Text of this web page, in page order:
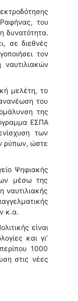
του
δυνατότητα.
σε διεθνές
τον
μελέτη, το
του
της
ΕΣΠΑ
των
ρύπων, ώστε
Ψηφιακής
μέσω της
ναυτιλιακής
κ.α.
είναι
και γι’
1000
στις νέες